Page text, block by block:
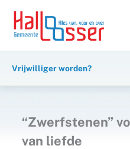
inhoud
naar
Vrijwilliger worden?
“Zwerfstenen”
van liefde